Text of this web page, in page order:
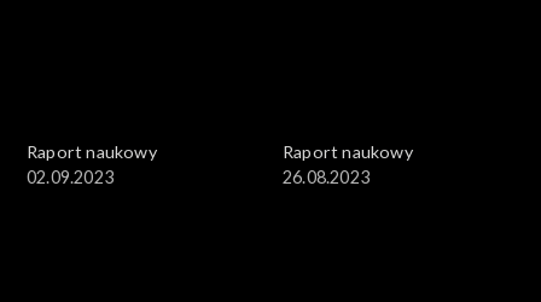
Raport naukowy
02.09.2023
Raport naukowy
26.08.2023